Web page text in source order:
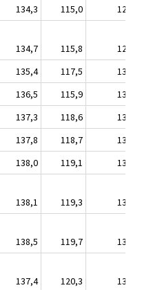
134,3 115,0
129,1
134,7 115,8
129,6
135,4 117,5
130,3
136,5 115,9
131,1
137,3 118,6
131,8
137,8 118,7
132,0
138,0 119,1
132,1
138,1 119,3
132,2
138,5 119,7
132,4
137,4 120,3
131,9